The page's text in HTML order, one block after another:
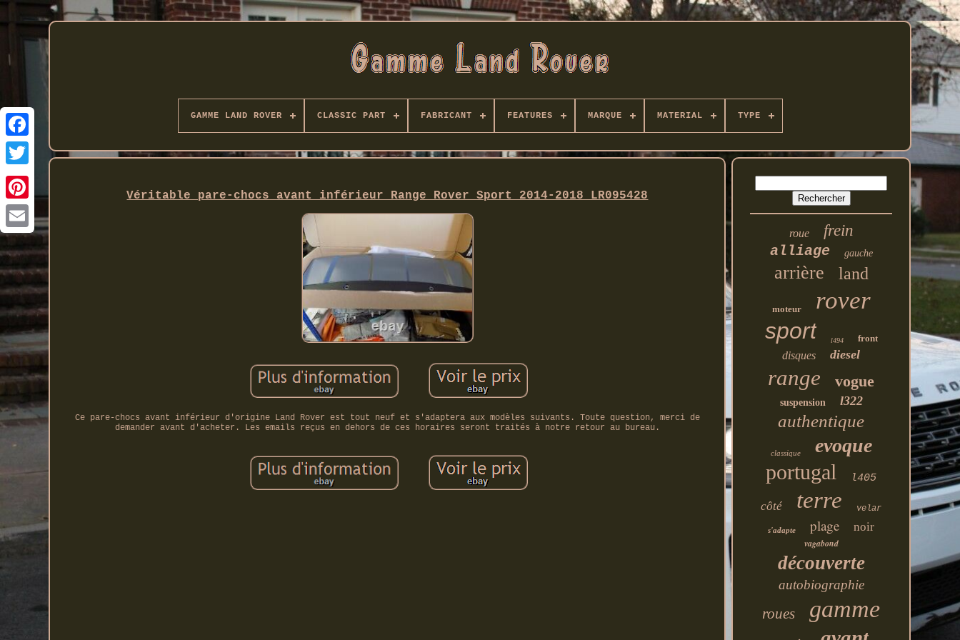
Twitter
GAMME LAND ROVER CLASSIC PART FABRICANT FEATURES MARQUE MATERIAL TYPE
Véritable pare-chocs avant inférieur Range Rover Sport 2014-2018 LR095428
Ce pare-chocs avant inférieur d'origine Land Rover est tout neuf et s'adaptera aux modèles suivants. Toute question, merci de
demander avant d'acheter. Les emails reçus en dehors de ces horaires seront traités à notre retour au bureau.
roue frein
alliage gauche
arrière land
moteur rover
sport l494 front
disques diesel
range vogue
suspension l322
authentique
classique evoque
portugal l405
côté terre velar
s'adapte plage noir
vagabond
découverte
autobiographie
roues gamme